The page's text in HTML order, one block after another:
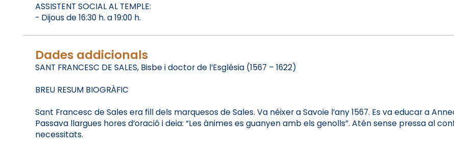
ASSISTENT SOCIAL AL TEMPLE:
- Dijous de 16:30 h. a 19:00 h.
Dades addicionals
SANT FRANCESC DE SALES, Bisbe i doctor de l’Església (1567 – 1622)
BREU RESUM BIOGRÀFIC
Sant Francesc de Sales era fill dels marquesos de Sales. Va néixer a Savoie l’any 1567. Es va educar a
Passava llargues hores d’oració i deia: “Les ànimes es guanyen amb els genolls”. Atén sense pressa al
necessitats.